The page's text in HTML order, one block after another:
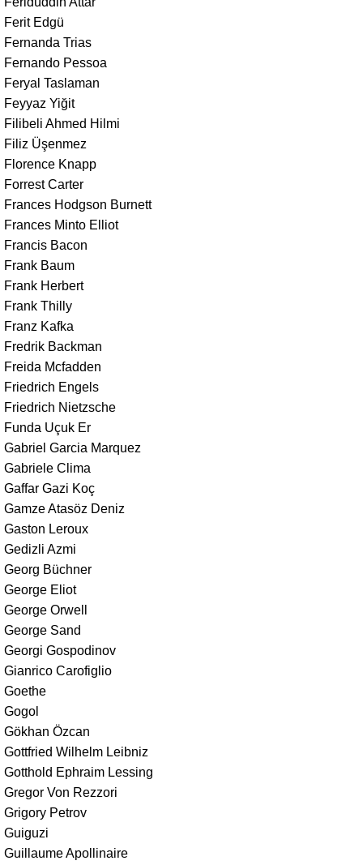
Ferit Edgü
Fernanda Trias
Fernando Pessoa
Feryal Taslaman
Feyyaz Yiğit
Filibeli Ahmed Hilmi
Filiz Üşenmez
Florence Knapp
Forrest Carter
Frances Hodgson Burnett
Frances Minto Elliot
Francis Bacon
Frank Baum
Frank Herbert
Frank Thilly
Franz Kafka
Fredrik Backman
Freida Mcfadden
Friedrich Engels
Friedrich Nietzsche
Funda Uçuk Er
Gabriel Garcia Marquez
Gabriele Clima
Gaffar Gazi Koç
Gamze Atasöz Deniz
Gaston Leroux
Gedizli Azmi
Georg Büchner
George Eliot
George Orwell
George Sand
Georgi Gospodinov
Gianrico Carofiglio
Goethe
Gogol
Gökhan Özcan
Gottfried Wilhelm Leibniz
Gotthold Ephraim Lessing
Gregor Von Rezzori
Grigory Petrov
Guiguzi
Guillaume Apollinaire